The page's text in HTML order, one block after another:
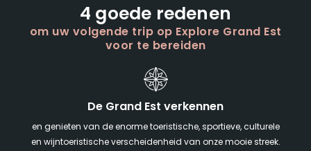
4 goede redenen
om uw volgende trip op Explore Grand Est
voor te bereiden
De Grand Est verkennen
en genieten van de enorme toeristische, sportieve, culturele
en wijntoeristische verscheidenheid van onze mooie streek.